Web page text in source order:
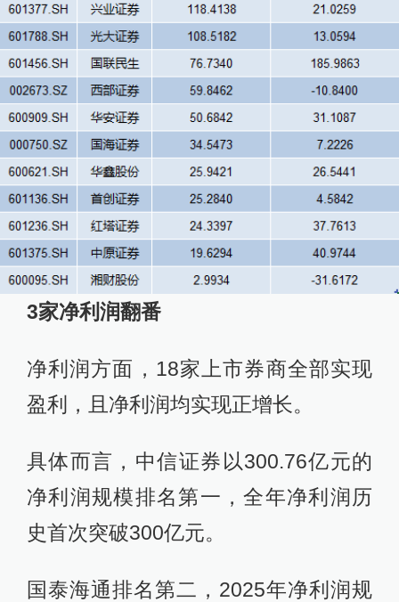
3家净利润翻番
净利润方面，18家上市券商全部实现
盈利，且净利润均实现正增长。
具体而言，中信证券以300.76亿元的
净利润规模排名第一，全年净利润历
史首次突破300亿元。
国泰海通排名第二，2025年净利润规